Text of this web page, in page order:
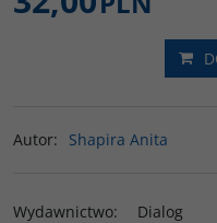
Autor: Shapira Anita
Wydawnictwo:
Dialog